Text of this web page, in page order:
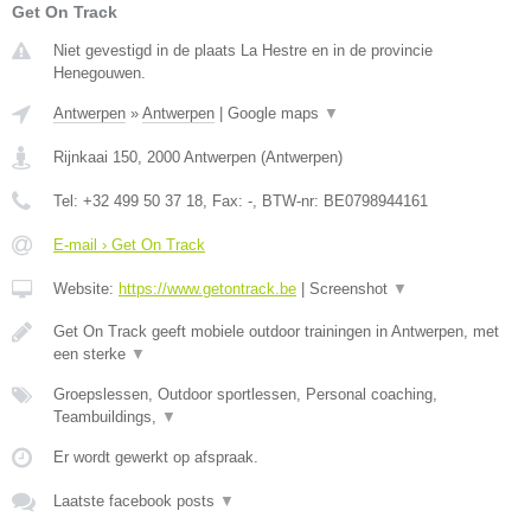
Get On Track
Niet gevestigd in de plaats La Hestre en in de provincie
Henegouwen.
Antwerpen » Antwerpen | Google maps ▼
Rijnkaai 150 2000 Antwerpen (Antwerpen)
Tel: +32 499 50 37 18 , Fax: - , BTW-nr: BE0798944161
E-mail › Get On Track
Website: https://www.getontrack.be | Screenshot ▼
Get On Track geeft mobiele outdoor trainingen in Antwerpen, met
een sterke ▼
Groepslessen, Outdoor sportlessen, Personal coaching,
Teambuildings,
▼
Er wordt gewerkt op afspraak.
Laatste facebook posts ▼